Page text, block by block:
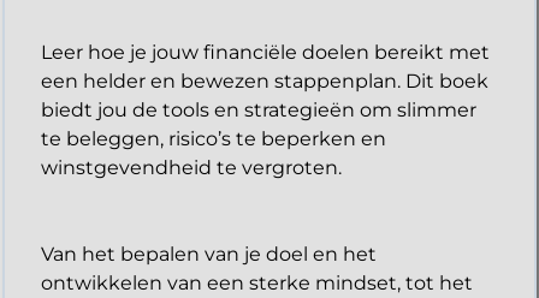
Leer hoe je jouw financiële doelen bereikt met
een helder en bewezen stappenplan. Dit boek
biedt jou de tools en strategieën om slimmer
te beleggen, risico’s te beperken en
winstgevendheid te vergroten.
Van het bepalen van je doel en het
ontwikkelen van een sterke mindset, tot het